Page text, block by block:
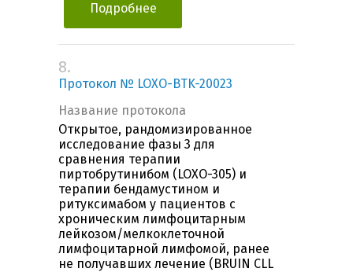
Подробнее
8.
Протокол № LOXO-BTK-20023
Название протокола
Открытое, рандомизированное
исследование фазы 3 для
сравнения терапии
пиртобрутинибом (LOXO-305) и
терапии бендамустином и
ритуксимабом у пациентов с
хроническим лимфоцитарным
лейкозом/мелкоклеточной
лимфоцитарной лимфомой, ранее
не получавших лечение (BRUIN CLL